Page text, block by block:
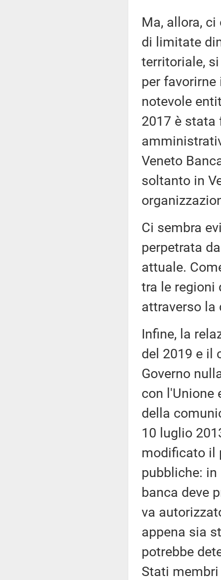
Ma, allora,
di limitate
territoriale,
per
notevole
2017 è
Veneto
soltanto in
Ci sembra
perpetrata
attuale.
tra le regioni
attraverso la
Infine, la
del 2019 e il
Governo
con l'Unione
della
10 luglio
modificato il
pubbliche:
banca deve
va
appena sia
potrebbe
Stati